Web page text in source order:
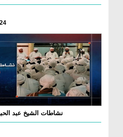
نشاطات الشيخ عبد